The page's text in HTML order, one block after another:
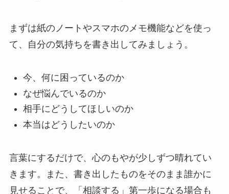
まずは紙のノートやスマホのメモ機能などを使っ
て、自分の気持ちを書き出してみましょう。
今、何に困っているのか
なぜ悩んでいるのか
相手にどうしてほしいのか
本当はどうしたいのか
言葉にするだけで、心のもやが少しずつ晴れてい
きます。また、書き出したものをそのまま誰かに
見せることで、「相談する」第一歩になる場合も